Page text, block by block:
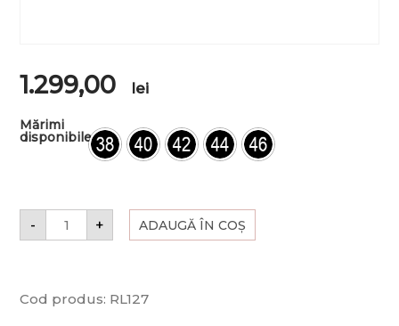
1.299,00 lei
Mărimi
disponibile
- + ADAUGĂ ÎN COȘ
Cod produs: RL127